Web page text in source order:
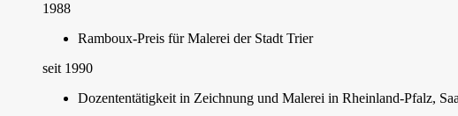
1988
Ramboux-Preis für Malerei der Stadt Trier
seit 1990
Dozententätigkeit in Zeichnung und Malerei in Rheinland-Pfalz,